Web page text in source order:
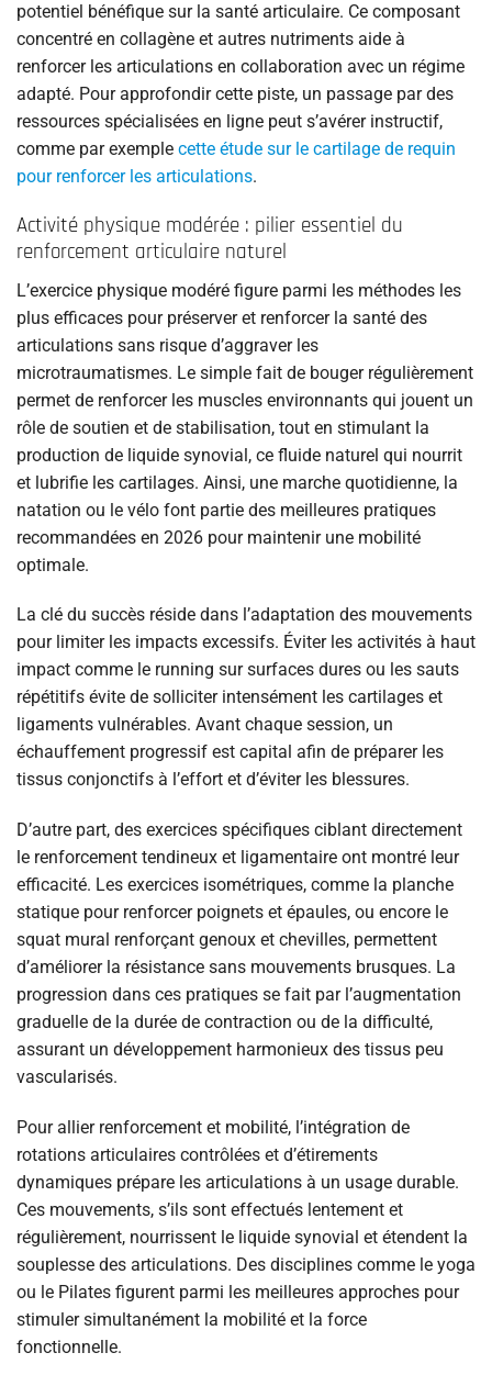
potentiel bénéfique sur la santé articulaire. Ce composant
concentré en collagène et autres nutriments aide à
renforcer les articulations en collaboration avec un régime
adapté. Pour approfondir cette piste, un passage par des
ressources spécialisées en ligne peut s’avérer instructif,
comme par exemple cette étude sur le cartilage de requin
pour renforcer les articulations.
Activité physique modérée : pilier essentiel du
renforcement articulaire naturel
L’exercice physique modéré figure parmi les méthodes les
plus efficaces pour préserver et renforcer la santé des
articulations sans risque d’aggraver les
microtraumatismes. Le simple fait de bouger régulièrement
permet de renforcer les muscles environnants qui jouent un
rôle de soutien et de stabilisation, tout en stimulant la
production de liquide synovial, ce fluide naturel qui nourrit
et lubrifie les cartilages. Ainsi, une marche quotidienne, la
natation ou le vélo font partie des meilleures pratiques
recommandées en 2026 pour maintenir une mobilité
optimale.
La clé du succès réside dans l’adaptation des mouvements
pour limiter les impacts excessifs. Éviter les activités à haut
impact comme le running sur surfaces dures ou les sauts
répétitifs évite de solliciter intensément les cartilages et
ligaments vulnérables. Avant chaque session, un
échauffement progressif est capital afin de préparer les
tissus conjonctifs à l’effort et d’éviter les blessures.
D’autre part, des exercices spécifiques ciblant directement
le renforcement tendineux et ligamentaire ont montré leur
efficacité. Les exercices isométriques, comme la planche
statique pour renforcer poignets et épaules, ou encore le
squat mural renforçant genoux et chevilles, permettent
d’améliorer la résistance sans mouvements brusques. La
progression dans ces pratiques se fait par l’augmentation
graduelle de la durée de contraction ou de la difficulté,
assurant un développement harmonieux des tissus peu
vascularisés.
Pour allier renforcement et mobilité, l’intégration de
rotations articulaires contrôlées et d’étirements
dynamiques prépare les articulations à un usage durable.
Ces mouvements, s’ils sont effectués lentement et
régulièrement, nourrissent le liquide synovial et étendent la
souplesse des articulations. Des disciplines comme le yoga
ou le Pilates figurent parmi les meilleures approches pour
stimuler simultanément la mobilité et la force
fonctionnelle.